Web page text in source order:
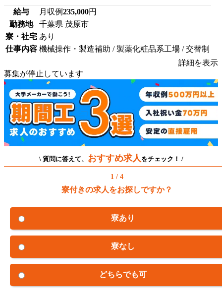
給与 月収例235,000円
勤務地
千葉県 茂原市
寮・社宅 あり
仕事内容 機械操作・製造補助 / 製薬化粧品系工場 / 交替制
詳細を表示
募集が停止しています
\ 質問に答えて、 おすすめ求人 をチェック！ /
1 / 4
寮付きの求人をお探しですか？
寮あり
寮なし
どちらでも可